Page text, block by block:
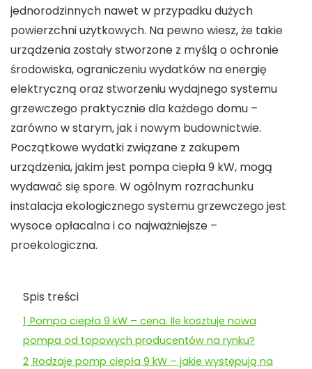
jednorodzinnych nawet w przypadku dużych
powierzchni użytkowych. Na pewno wiesz, że takie
urządzenia zostały stworzone z myślą o ochronie
środowiska, ograniczeniu wydatków na energię
elektryczną oraz stworzeniu wydajnego systemu
grzewczego praktycznie dla każdego domu –
zarówno w starym, jak i nowym budownictwie.
Początkowe wydatki związane z zakupem
urządzenia, jakim jest pompa ciepła 9 kW, mogą
wydawać się spore. W ogólnym rozrachunku
instalacja ekologicznego systemu grzewczego jest
wysoce opłacalna i co najważniejsze –
proekologiczna.
Spis treści
1 Pompa ciepła 9 kW – cena. Ile kosztuje nowa
pompa od topowych producentów na rynku?
2 Rodzaje pomp ciepła 9 kW – jakie występują na